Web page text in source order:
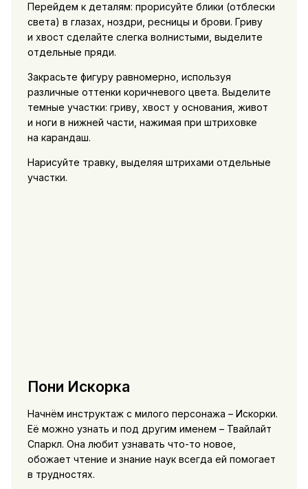
Перейдем к деталям: прорисуйте блики (отблески
света) в глазах, ноздри, ресницы и брови. Гриву
и хвост сделайте слегка волнистыми, выделите
отдельные пряди.
Закрасьте фигуру равномерно, используя
различные оттенки коричневого цвета. Выделите
темные участки: гриву, хвост у основания, живот
и ноги в нижней части, нажимая при штриховке
на карандаш.
Нарисуйте травку, выделяя штрихами отдельные
участки.
Пони Искорка
Начнём инструктаж с милого персонажа – Искорки.
Её можно узнать и под другим именем – Твайлайт
Спаркл. Она любит узнавать что-то новое,
обожает чтение и знание наук всегда ей помогает
в трудностях.